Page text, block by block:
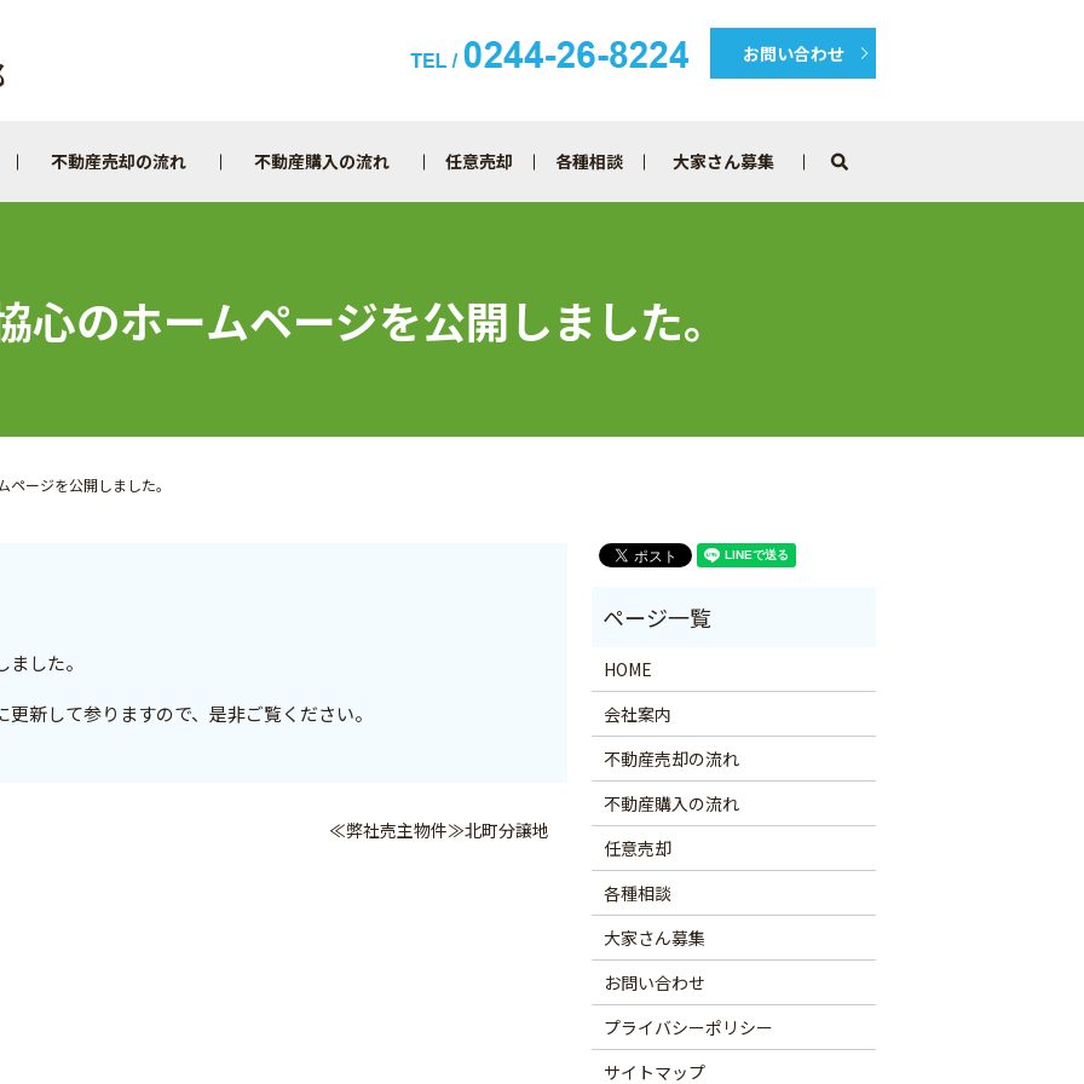
不動産売却の流れ 不動産購入の流れ 任意売却 各種相談 大家さん募集 search
お問い合わせ
心のホームページを公開しました。
ージを公開しました。
した。
新して参りますので、是非ご覧ください。
≪弊社売主物件≫北町分譲地
HOME
会社案内
不動産売却の流れ
不動産購入の流れ
任意売却
各種相談
大家さん募集
お問い合わせ
プライバシーポリシー
サイトマップ